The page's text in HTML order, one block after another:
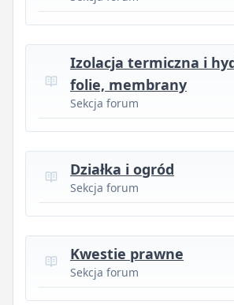
Izolacja termiczna i
folie, membrany
Sekcja forum
Działka i ogród
Sekcja forum
Kwestie prawne
Sekcja forum